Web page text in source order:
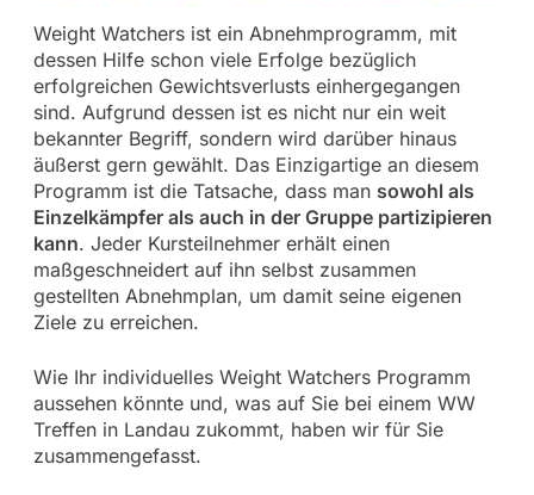
Weight Watchers ist ein Abnehmprogramm, mit
dessen Hilfe schon viele Erfolge bezüglich
erfolgreichen Gewichtsverlusts einhergegangen
sind. Aufgrund dessen ist es nicht nur ein weit
bekannter Begriff, sondern wird darüber hinaus
äußerst gern gewählt. Das Einzigartige an diesem
Programm ist die Tatsache, dass man sowohl als
Einzelkämpfer als auch in der Gruppe partizipieren
kann. Jeder Kursteilnehmer erhält einen
maßgeschneidert auf ihn selbst zusammen
gestellten Abnehmplan, um damit seine eigenen
Ziele zu erreichen.
Wie Ihr individuelles Weight Watchers Programm
aussehen könnte und, was auf Sie bei einem WW
Treffen in Landau zukommt, haben wir für Sie
zusammengefasst.